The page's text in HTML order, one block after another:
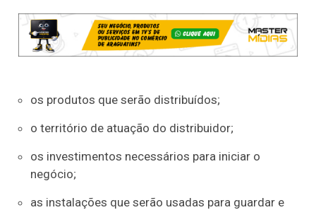
os produtos que serão distribuídos;
o território de atuação do distribuidor;
os investimentos necessários para iniciar o
negócio;
as instalações que serão usadas para guardar e